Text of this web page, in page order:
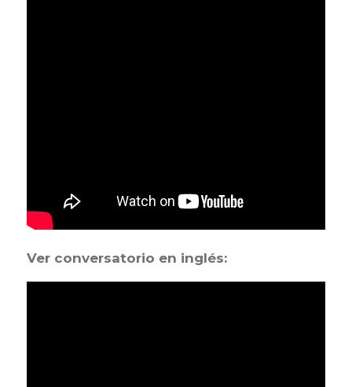
Ver conversatorio en inglés: